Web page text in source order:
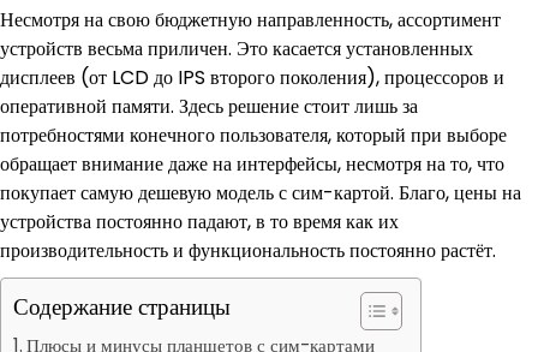
Несмотря на свою бюджетную направленность, ассортимент
устройств весьма приличен. Это касается установленных
дисплеев (от LCD до IPS второго поколения), процессоров и
оперативной памяти. Здесь решение стоит лишь за
потребностями конечного пользователя, который при выборе
обращает внимание даже на интерфейсы, несмотря на то, что
покупает самую дешевую модель с сим-картой. Благо, цены на
устройства постоянно падают, в то время как их
производительность и функциональность постоянно растёт.
Содержание страницы
Плюсы и минусы планшетов с сим-картами